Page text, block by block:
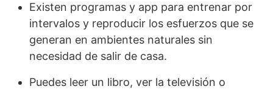
Existen programas y app para entrenar por
intervalos y reproducir los esfuerzos que se
generan en ambientes naturales sin
necesidad de salir de casa.
Puedes leer un libro, ver la televisión o